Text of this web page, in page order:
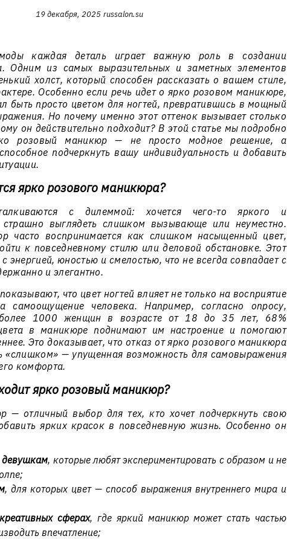
19 декабря, 2025 russalon.su
каждая деталь играет важную роль в создании
Одним из самых выразительных и заметных элементов
холст, который способен рассказать о вашем стиле,
Особенно если речь идет о ярко розовом маникюре,
быть просто цветом для ногтей, превратившись в мощный
Но почему именно этот оттенок вызывает столько
он действительно подходит? В этой статье мы подробно
розовый маникюр — не просто модное решение, а
подчеркнуть вашу индивидуальность и добавить
ярко розового маникюра?
с дилеммой: хочется чего-то яркого и
выглядеть слишком вызывающе или неуместно.
часто воспринимается как слишком насыщенный цвет,
к повседневному стилю или деловой обстановке. Этот
энергией, юностью и смелостью, что не всегда совпадает с
и элегантно.
что цвет ногтей влияет не только на восприятие
человека. Например, согласно опросу,
более 1000 женщин в возрасте от 18 до 35 лет, 68%
в маникюре поднимают им настроение и помогают
Это доказывает, что отказ от ярко розового маникюра
«слишком» — упущенная возможность для самовыражения
комфорта.
ярко розовый маникюр?
— отличный выбор для тех, кто хочет подчеркнуть свою
ярких красок в повседневную жизнь. Особенно он
, которые любят экспериментировать с образом и не
, для которых цвет — способ выражения внутреннего мира и
сферах, где яркий маникюр может стать частью
впечатление;